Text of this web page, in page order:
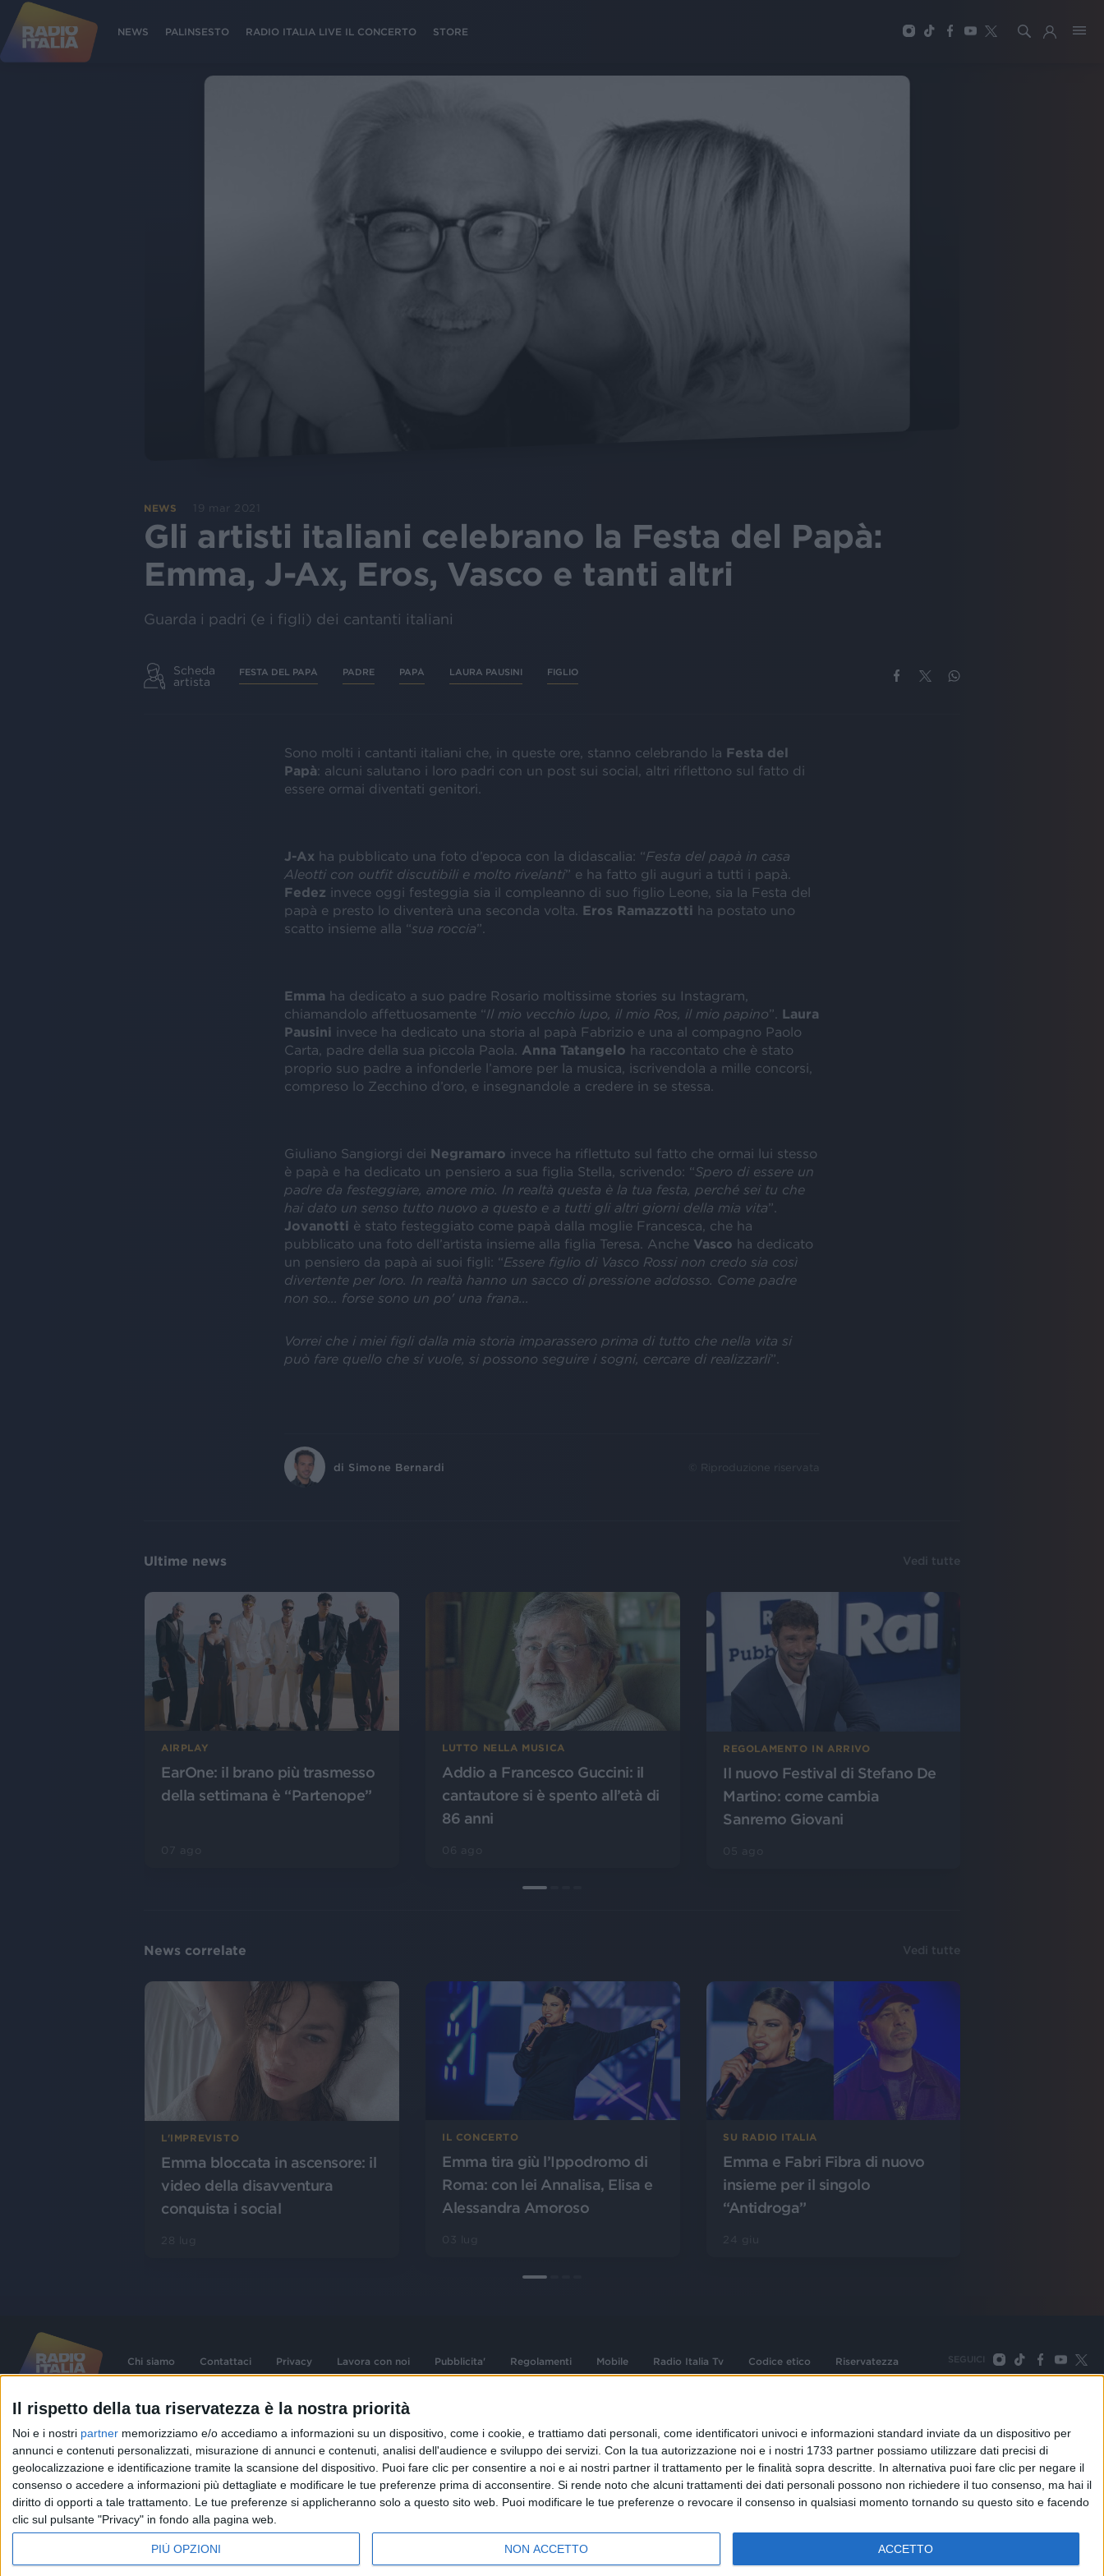
Il rispetto della tua riservatezza è la nostra priorità
Noi e i nostri partner memorizziamo e/o accediamo a informazioni su un dispositivo, come i cookie, e trattiamo dati personali, come identificatori univoci e informazioni standard inviate da un dispositivo per
annunci e contenuti personalizzati, misurazione di annunci e contenuti, analisi dell'audience e sviluppo dei servizi. Con la tua autorizzazione noi e i nostri 1733 partner possiamo utilizzare dati precisi di
geolocalizzazione e identificazione tramite la scansione del dispositivo. Puoi fare clic per consentire a noi e ai nostri partner il trattamento per le finalità sopra descritte. In alternativa puoi fare clic per negare il
consenso o accedere a informazioni più dettagliate e modificare le tue preferenze prima di acconsentire. Si rende noto che alcuni trattamenti dei dati personali possono non richiedere il tuo consenso, ma hai il
diritto di opporti a tale trattamento. Le tue preferenze si applicheranno solo a questo sito web. Puoi modificare le tue preferenze o revocare il consenso in qualsiasi momento tornando su questo sito e facendo
clic sul pulsante "Privacy" in fondo alla pagina web.
PIÙ OPZIONI NON ACCETTO ACCETTO
NEWS PALINSESTO RADIO ITALIA LIVE IL CONCERTO STORE
NEWS 19 mar 2021
Gli artisti italiani celebrano la Festa del Papà:
Emma, J-Ax, Eros, Vasco e tanti altri
Guarda i padri (e i figli) dei cantanti italiani
Scheda
artista
FESTA DEL PAPÀ PADRE PAPÀ LAURA PAUSINI FIGLIO
Sono molti i cantanti italiani che, in queste ore, stanno celebrando la Festa del
Papà: alcuni salutano i loro padri con un post sui social, altri riflettono sul fatto di
essere ormai diventati genitori.
J-Ax ha pubblicato una foto d’epoca con la didascalia: “Festa del papà in casa
Aleotti con outfit discutibili e molto rivelanti” e ha fatto gli auguri a tutti i papà.
Fedez invece oggi festeggia sia il compleanno di suo figlio Leone, sia la Festa del
papà e presto lo diventerà una seconda volta. Eros Ramazzotti ha postato uno
scatto insieme alla “sua roccia”.
Emma ha dedicato a suo padre Rosario moltissime stories su Instagram,
chiamandolo affettuosamente “Il mio vecchio lupo, il mio Ros, il mio papino”. Laura
Pausini invece ha dedicato una storia al papà Fabrizio e una al compagno Paolo
Carta, padre della sua piccola Paola. Anna Tatangelo ha raccontato che è stato
proprio suo padre a infonderle l’amore per la musica, iscrivendola a mille concorsi,
compreso lo Zecchino d’oro, e insegnandole a credere in se stessa.
Giuliano Sangiorgi dei Negramaro invece ha riflettuto sul fatto che ormai lui stesso
è papà e ha dedicato un pensiero a sua figlia Stella, scrivendo: “Spero di essere un
padre da festeggiare, amore mio. In realtà questa è la tua festa, perché sei tu che
hai dato un senso tutto nuovo a questo e a tutti gli altri giorni della mia vita”.
Jovanotti è stato festeggiato come papà dalla moglie Francesca, che ha
pubblicato una foto dell’artista insieme alla figlia Teresa. Anche Vasco ha dedicato
un pensiero da papà ai suoi figli: “Essere figlio di Vasco Rossi non credo sia così
divertente per loro. In realtà hanno un sacco di pressione addosso. Come padre
non so... forse sono un po' una frana...
Vorrei che i miei figli dalla mia storia imparassero prima di tutto che nella vita si
può fare quello che si vuole, si possono seguire i sogni, cercare di realizzarli”.
di Simone Bernardi © Riproduzione riservata
Ultime news Vedi tutte
AIRPLAY
EarOne: il brano più trasmesso
della settimana è “Partenope”
LUTTO NELLA MUSICA
Addio a Francesco Guccini: il
cantautore si è spento all’età di
86 anni
REGOLAMENTO IN ARRIVO
Il nuovo Festival di Stefano De
Martino: come cambia
Sanremo Giovani
News correlate Vedi tutte
L'IMPREVISTO
Emma bloccata in ascensore: il
video della disavventura
conquista i social
IL CONCERTO
Emma tira giù l’Ippodromo di
Roma: con lei Annalisa, Elisa e
Alessandra Amoroso
SU RADIO ITALIA
Emma e Fabri Fibra di nuovo
insieme per il singolo
“Antidroga”
Chi siamo Contattaci Privacy Lavora con noi Pubblicita' Regolamenti Mobile Radio Italia Tv Codice etico Riservatezza SEGUICI
contenute nel sito sono stati assolti gli obblighi derivanti dalla normativa dei diritti d'autore e dei diritti
Capitale Sociale € 580.000,00 interamente versato. Iscr. Reg. Imprese Milano - C.F. e n° iscrizione
06832230152. Iscritta al R.E.A. di Milano al n° 1125258. Testata giornalistica Registrata n°286 - 3 Aprile
1987.
02 25444220
Sede Legale: Via Savona 97, 20144 Milano